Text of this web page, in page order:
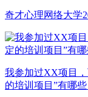
奇才心理网络大学
我参加过XX项目
的培训项目”有哪些